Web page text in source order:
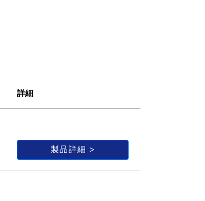
詳細
製品詳細